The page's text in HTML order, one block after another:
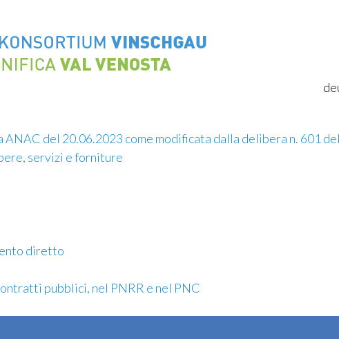
del 20.06.2023 come modificata dalla delibera n. 601
servizi e forniture
diretto
pubblici, nel PNRR e nel PNC